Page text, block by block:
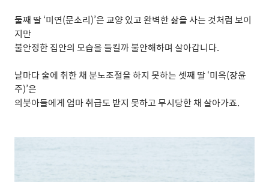
둘째 딸‘미연(문소리)’은 교양 있고 완벽한 삶을 사는 것처럼 보이
지만
불안정한 집안의 모습을 들킬까 불안해하며 살아갑니다.
날마다 술에 취한 채 분노조절을 하지 못하는 셋째 딸‘미옥(장윤
주)’은
의붓아들에게 엄마 취급도 받지 못하고 무시당한 채 살아가죠.